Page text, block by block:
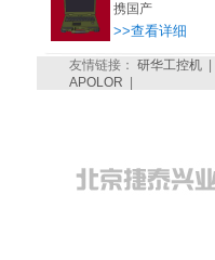
携国产
>>查看详细
友情链接： 研华工控机|
APOLOR